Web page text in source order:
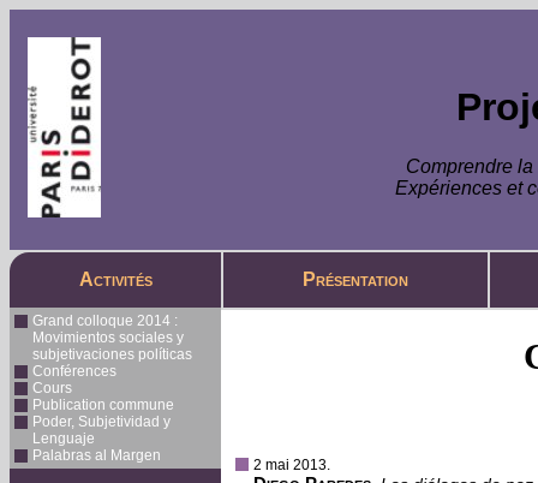
Comprendre
Expériences et
Activités
Grand colloque 2014 :
Movimientos sociales y
subjetivaciones políticas
Conférences
Cours
Publication commune
Poder, Subjetividad y
Lenguaje
Palabras al Margen
Présentation
2 mai 2013.